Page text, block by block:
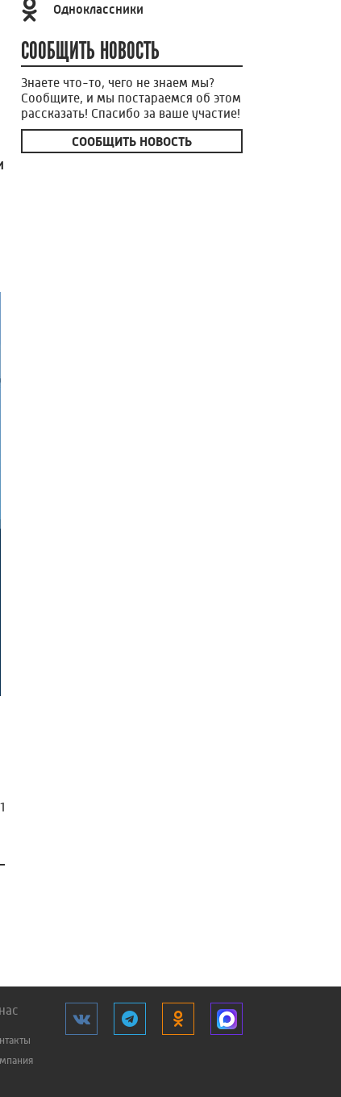
1
Одноклассники
СООБЩИТЬ НОВОСТЬ
Знаете что-то, чего не знаем мы?
Сообщите, и мы постараемся об этом
рассказать! Спасибо за ваше участие!
СООБЩИТЬ НОВОСТЬ